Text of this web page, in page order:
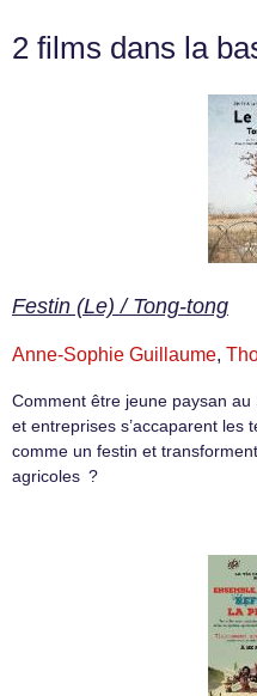
2 films dans la
Festin (Le) / Tong-tong
Anne-Sophie Guillaume,
Comment être jeune paysan
et entreprises s’accaparent les
comme un festin et
agricoles ?